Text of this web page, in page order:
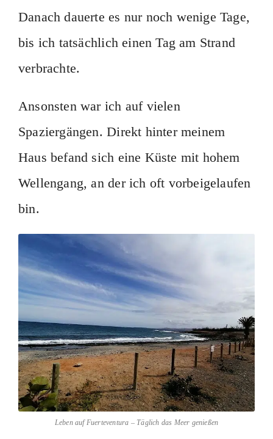
Danach dauerte es nur noch wenige Tage,
bis ich tatsächlich einen Tag am Strand
verbrachte.
Ansonsten war ich auf vielen
Spaziergängen. Direkt hinter meinem
Haus befand sich eine Küste mit hohem
Wellengang, an der ich oft vorbeigelaufen
bin.
Leben auf Fuerteventura – Täglich das Meer genießen